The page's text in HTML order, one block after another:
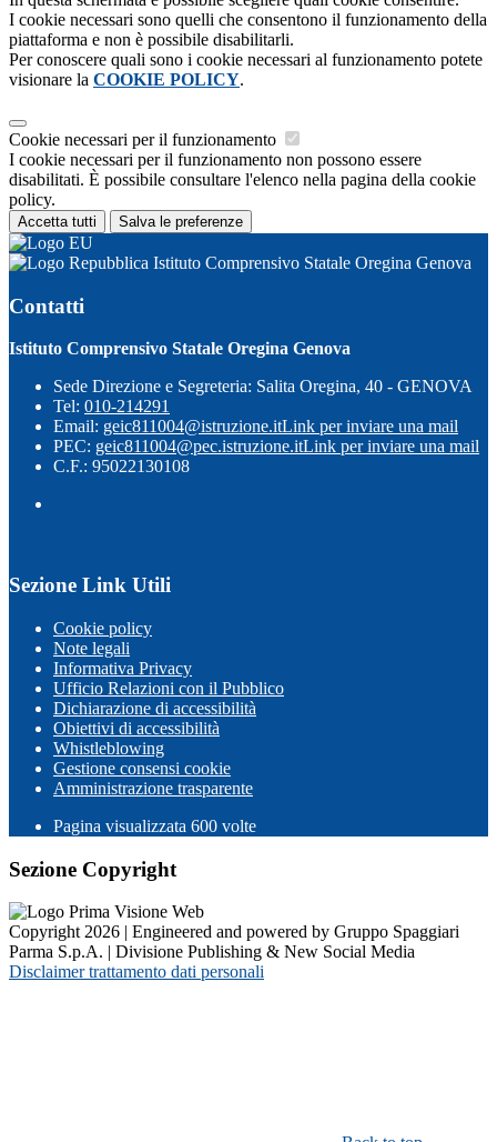
I cookie necessari sono quelli che consentono il funzionamento della
piattaforma e non è possibile disabilitarli.
Per conoscere quali sono i cookie necessari al funzionamento potete
visionare la COOKIE POLICY.
Cookie necessari per il funzionamento
I cookie necessari per il funzionamento non possono essere
disabilitati. È possibile consultare l'elenco nella pagina della cookie
policy.
Accetta tutti Salva le preferenze
Istituto Comprensivo Statale Oregina Genova
Contatti
Istituto Comprensivo Statale Oregina Genova
Sede Direzione e Segreteria: Salita Oregina, 40 - GENOVA
Tel: 010-214291
Email: geic811004@istruzione.itLink per inviare una mail
PEC: geic811004@pec.istruzione.itLink per inviare una mail
C.F.: 95022130108
Sezione Link Utili
Cookie policy
Note legali
Informativa Privacy
Ufficio Relazioni con il Pubblico
Dichiarazione di accessibilità
Obiettivi di accessibilità
Whistleblowing
Gestione consensi cookie
Amministrazione trasparente
Pagina visualizzata 600 volte
Sezione Copyright
Copyright 2026 | Engineered and powered by Gruppo Spaggiari
Parma S.p.A. | Divisione Publishing & New Social Media
Disclaimer trattamento dati personali